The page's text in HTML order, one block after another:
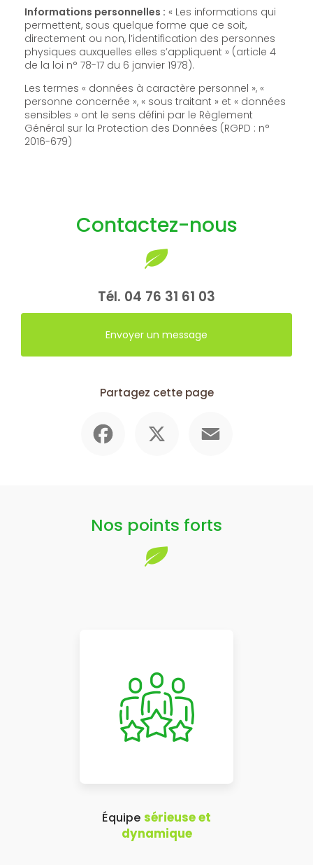
Informations personnelles : « Les informations qui
permettent, sous quelque forme que ce soit,
directement ou non, l’identification des personnes
physiques auxquelles elles s’appliquent » (article 4
de la loi n° 78-17 du 6 janvier 1978).
Les termes « données à caractère personnel », «
personne concernée », « sous traitant » et « données
sensibles » ont le sens défini par le Règlement
Général sur la Protection des Données (RGPD : n°
2016-679)
Contactez-nous
Tél. 04 76 31 61 03
Envoyer un message
Partagez cette page
Nos points forts
Équipe sérieuse et
dynamique